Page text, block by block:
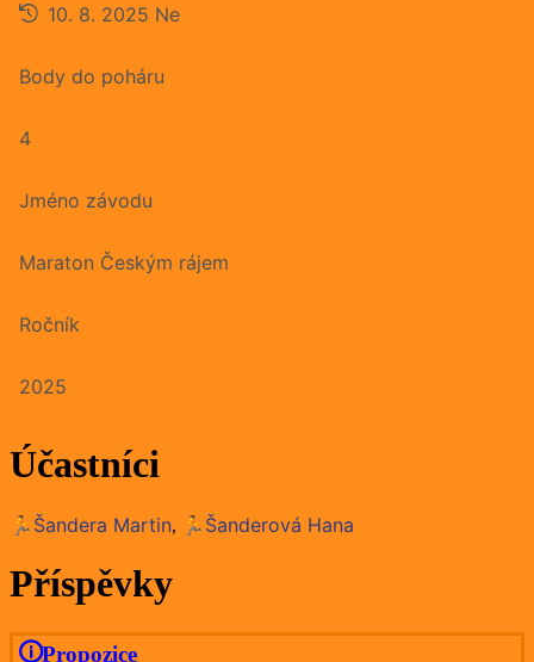
10. 8. 2025 Ne
Body do poháru
4
Jméno závodu
Maraton Českým rájem
Ročník
2025
Účastníci
🏃Šandera Martin, 🏃Šanderová Hana
Příspěvky
Propozice